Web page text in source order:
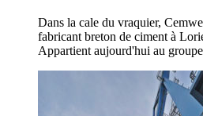
Dans la cale du vraquier,
fabricant breton de ciment à
Appartient aujourd'hui au groupe